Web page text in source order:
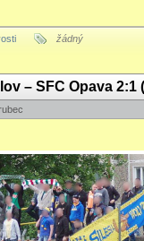
žádný
– SFC Opava